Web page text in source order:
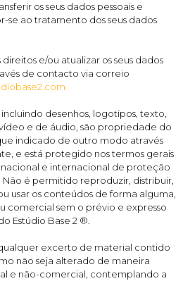
os seus dados pessoais e
ao tratamento dos seus dados
e/ou atualizar os seus dados
de contacto via correio
desenhos, logotipos, texto,
e de áudio, são propriedade do
indicado de outro modo através
e está protegido nos termos gerais
e internacional de proteção
é permitido reproduzir, distribuir,
usar os conteúdos de forma alguma,
comercial sem o prévio e expresso
Estúdio Base 2 ®.
excerto de material contido
não seja alterado de maneira
e não-comercial, contemplando a